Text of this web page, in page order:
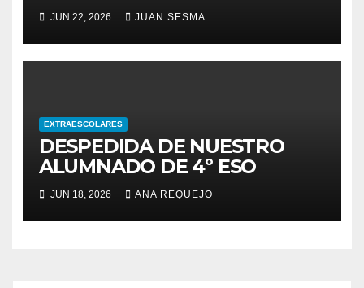
JUN 22, 2026 JUAN SESMA
EXTRAESCOLARES
DESPEDIDA DE NUESTRO
ALUMNADO DE 4º ESO
JUN 18, 2026 ANA REQUEJO